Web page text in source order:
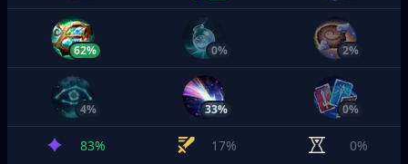
62% 0% 2%
4% 33% 0%
83% 17%
0%